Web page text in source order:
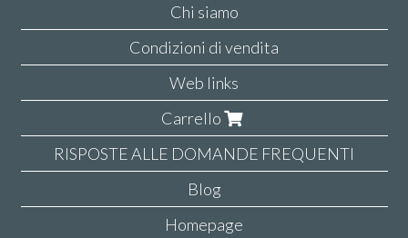
Chi siamo
Condizioni di vendita
Web links
Carrello
RISPOSTE ALLE DOMANDE FREQUENTI
Blog
Homepage